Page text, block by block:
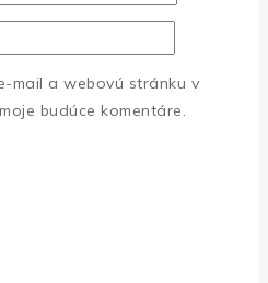
mail a webovú stránku v
budúce komentáre.